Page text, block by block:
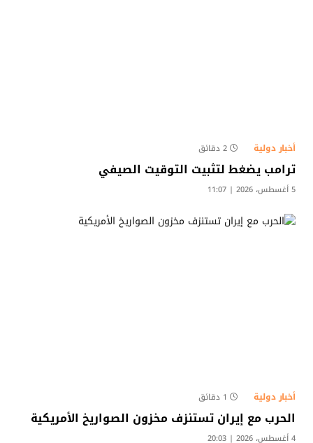
أخبار دولية 2 دقائق
ترامب يضغط لتثبيت التوقيت الصيفي
5 أغسطس، 2026 | 11:07
أخبار دولية 1 دقائق
الحرب مع إيران تستنزف مخزون الصواريخ الأمريكية
4 أغسطس، 2026 | 20:03